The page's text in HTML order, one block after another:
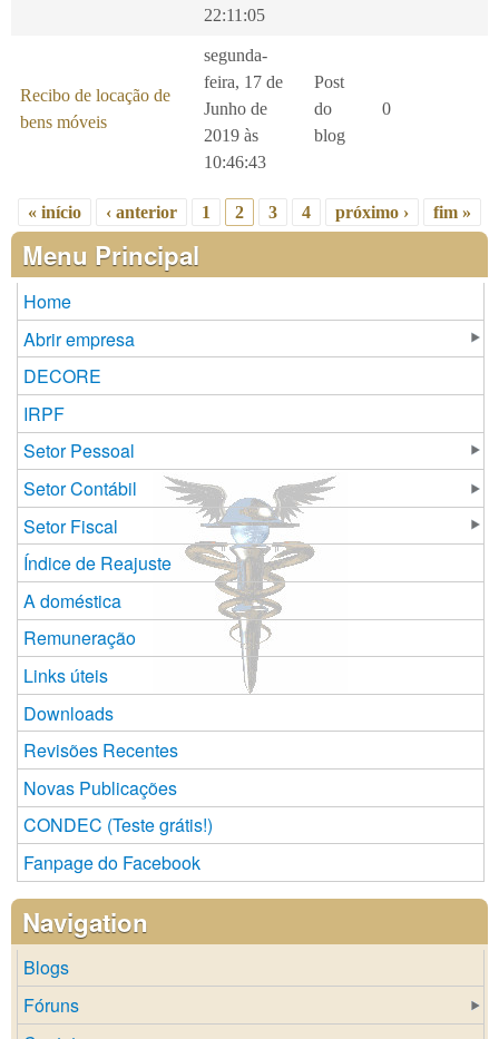
22:11:05
Recibo de locação de
bens móveis
segunda-
feira, 17 de
Junho de
2019 às
10:46:43
Post
do
blog
0
Páginas
« início ‹ anterior 1 2 3 4 próximo › fim »
Menu Principal
Home
Abrir empresa
DECORE
IRPF
Setor Pessoal
Setor Contábil
Setor Fiscal
Índice de Reajuste
A doméstica
Remuneração
Links úteis
Downloads
Revisões Recentes
Novas Publicações
CONDEC (Teste grátis!)
Fanpage do Facebook
Navigation
Blogs
Fóruns